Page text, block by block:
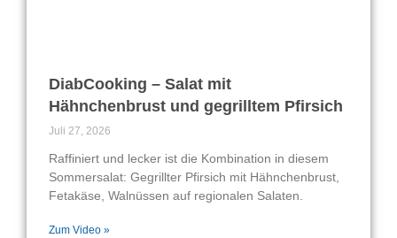
DiabCooking – Salat mit
Hähnchenbrust und gegrilltem Pfirsich
Juli 27, 2026
Raffiniert und lecker ist die Kombination in diesem
Sommersalat: Gegrillter Pfirsich mit Hähnchenbrust,
Fetakäse, Walnüssen auf regionalen Salaten.
Zum Video »